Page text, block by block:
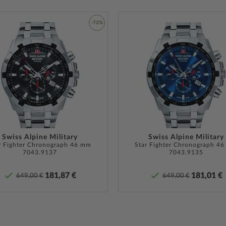
Tauchgängen
und zum
das hochwertig
– mit Dornschließe
und kann bis
getragen werden.
Bei Uhren mit
ist darauf zu achten,
Pflege-Tipps .
Grau,
Armband Material
Armband Style
Armband Farbe
Schwarz
Bandanstoßbreite
26
Max. Handgelenkumfang
215
Lieferumfang
Garantie
24
Swiss Alpine Military
Fighter Chronograph 46 mm
7043.9137
649,00 € 181,87 €
-72%
Swiss Alpine Military
Star Fighter Chronograph 46
7043.9135
649,00 € 181,01 €